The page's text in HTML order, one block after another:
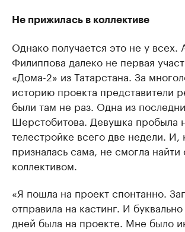
Не прижилась в коллективе
Однако получается это не у всех.
Филиппова далеко не первая
«Дома-2» из Татарстана. За
историю проекта представители
были там не раз. Одна из
Шерстобитова. Девушка пробыла
телестройке всего две недели. И,
призналась сама, не смогла
коллективом.
«Я пошла на проект спонтанно.
отправила на кастинг. И
дней была на проекте. Мне было